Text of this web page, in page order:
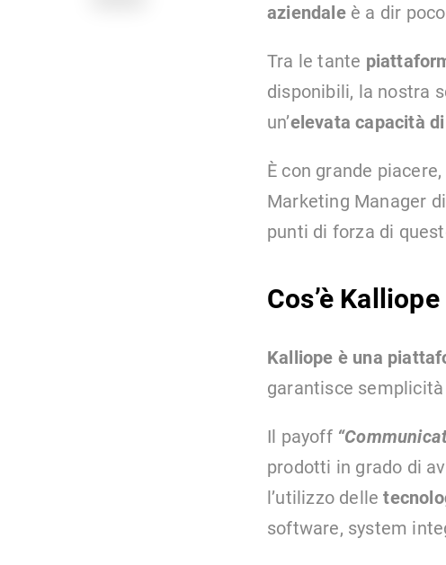
aziendale è a dir
Tra le tante
disponibili, la nostra
un’elevata capacità
È con grande
Marketing Manager
punti di forza di
Cos’è
Kalliope è una
garantisce semplicità
Il payoff
prodotti in grado di
l’utilizzo delle
software, system